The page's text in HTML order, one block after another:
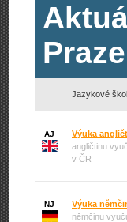
Jazykové
AJ
Výuka
angličtinu
v ČR
NJ
Výuka
němčinu